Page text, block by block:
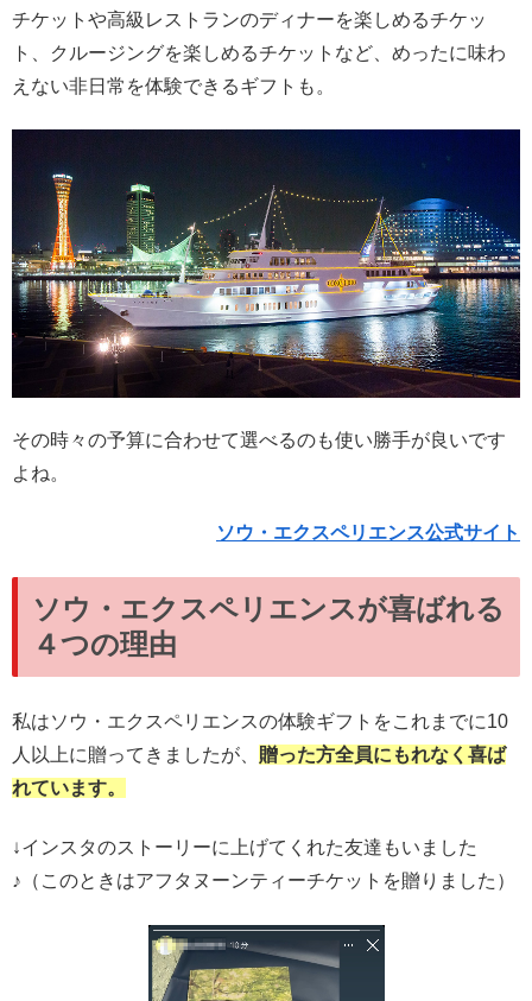
チケットや高級レストランのディナーを楽しめるチケッ
ト、クルージングを楽しめるチケットなど、めったに味わ
えない非日常を体験できるギフトも。
その時々の予算に合わせて選べるのも使い勝手が良いです
よね。
ソウ・エクスペリエンス公式サイト
ソウ・エクスペリエンスが喜ばれる
４つの理由
私はソウ・エクスペリエンスの体験ギフトをこれまでに10
人以上に贈ってきましたが、 贈った方全員にもれなく喜ば
れています。
↓インスタのストーリーに上げてくれた友達もいました
♪（このときはアフタヌーンティーチケットを贈りました）